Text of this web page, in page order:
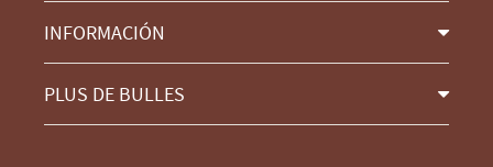
INFORMACIÓN
PLUS DE BULLES